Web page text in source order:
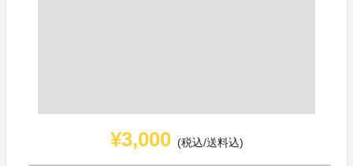
¥3,000 (税込/送料込)